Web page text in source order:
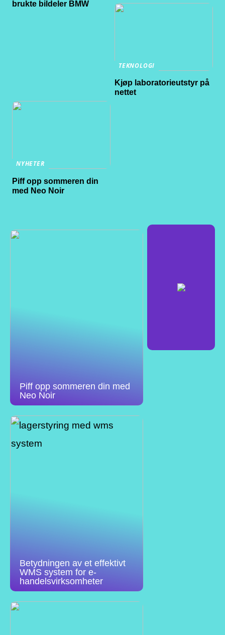
brukte bildeler BMW
TEKNOLOGI
Kjøp laboratorieutstyr på
nettet
NYHETER
Piff opp sommeren din
med Neo Noir
Piff opp sommeren din med
Neo Noir
Betydningen av et effektivt
WMS system for e-
handelsvirksomheter